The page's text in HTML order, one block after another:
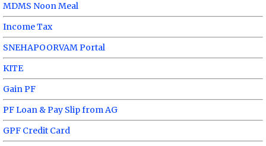
MDMS Noon Meal
Income Tax
SNEHAPOORVAM Portal
KITE
Gain PF
PF Loan & Pay Slip from AG
GPF Credit Card